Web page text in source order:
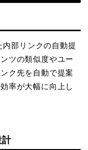
部リンクの自動提
ツの類似度やユー
ク先を自動で提案
率が大幅に向上し
計